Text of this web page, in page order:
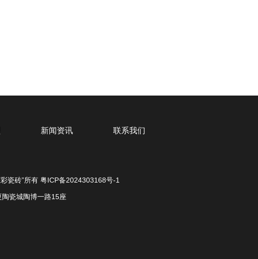
新闻资讯 联系我们
瓷砖”所有 粤ICP备2024303168号-1
瓷城陶博一路15座